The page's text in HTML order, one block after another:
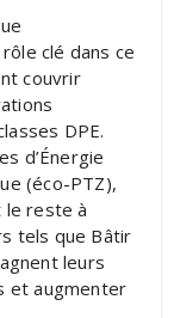
clé dans ce
couvrir
DPE.
d’Énergie
(éco-PTZ),
le reste à
tels que Bâtir
leurs
et augmenter